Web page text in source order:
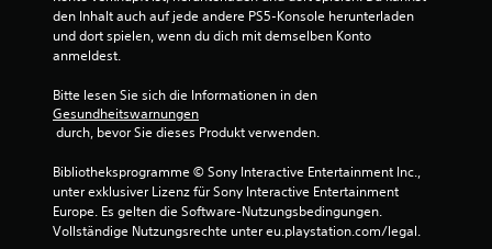
den Inhalt auch auf jede andere PS5-Konsole herunterladen
und dort spielen, wenn du dich mit demselben Konto
anmeldest.
Bitte lesen Sie sich die Informationen in den
Gesundheitswarnungen
durch, bevor Sie dieses Produkt verwenden.
Bibliotheksprogramme © Sony Interactive Entertainment Inc.,
unter exklusiver Lizenz für Sony Interactive Entertainment
Europe. Es gelten die Software-Nutzungsbedingungen.
Vollständige Nutzungsrechte unter eu.playstation.com/legal.